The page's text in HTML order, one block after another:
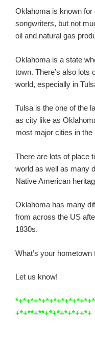
Oklahoma is known
songwriters, but not
oil and natural gas
Oklahoma is a state
town. There’s also lots
world, especially in
Tulsa is the one of the
as city like as
most major cities in
There are lots of place
world as well as many
Native American
Oklahoma has many
from across the US
1830s.
What’s your
Let us know!
+*+**+**+*+*+*+*++*+